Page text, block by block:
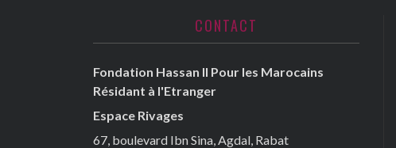
CONTACT
Fondation Hassan II Pour les Marocains
Résidant à l'Etranger
Espace Rivages
67, boulevard Ibn Sina, Agdal, Rabat